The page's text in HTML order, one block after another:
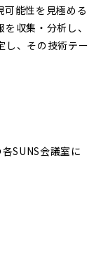
能性を見極める
収集・分析し、
し、その技術テー
SUNS会議室に